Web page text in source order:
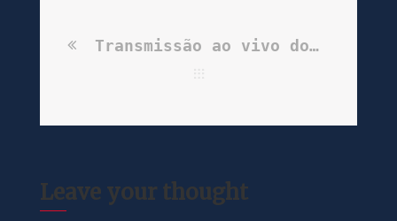
Transmissão ao vivo do Rodeio de Itu para o Portal do Terra
Leave your thought